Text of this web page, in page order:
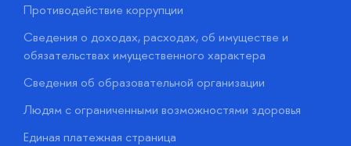
Противодействие коррупции
Сведения о доходах, расходах, об имуществе и
обязательствах имущественного характера
Сведения об образовательной организации
Людям с ограниченными возможностями здоровья
Единая платежная страница